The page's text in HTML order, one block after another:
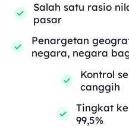
Salah satu rasio
pasar
Penargetan
negara, negara
Kontrol
canggih
Tingkat
99,5%